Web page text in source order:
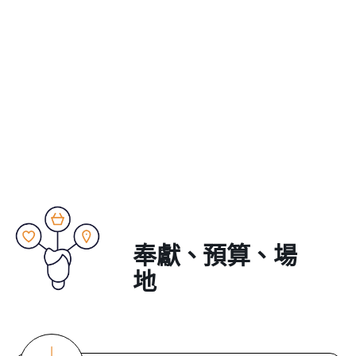
奉獻、預算、場
地